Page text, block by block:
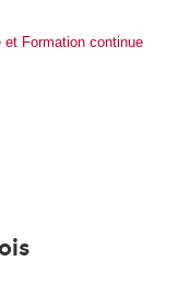
et Formation continue